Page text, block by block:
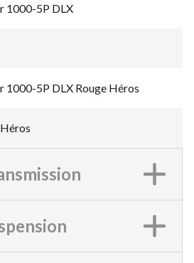
1000-5P DLX
1000-5P DLX Rouge Héros